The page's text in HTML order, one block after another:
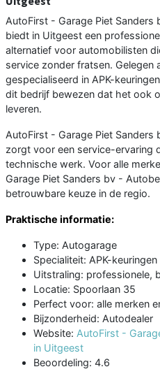
AutoFirst - Garage Piet
biedt in Uitgeest een
alternatief voor automobilisten
service zonder fratsen. Gelegen
gespecialiseerd in APK-
dit bedrijf bewezen dat het ook
leveren.
AutoFirst - Garage Piet
zorgt voor een service-ervaring
technische werk. Voor alle
Garage Piet Sanders bv -
betrouwbare keuze in de regio.
Praktische informatie:
Type: Autogarage
Specialiteit: APK-
Uitstraling: professionele,
Locatie: Spoorlaan 35
Perfect voor: alle merken
Bijzonderheid: Autodealer
Website: AutoFirst -
in Uitgeest
Beoordeling: 4.6